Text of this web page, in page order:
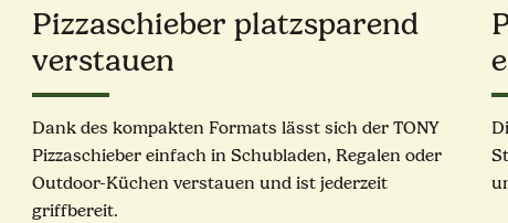
Pizzaschieber platzsparend
verstauen
Dank des kompakten Formats lässt sich der TONY
Pizzaschieber einfach in Schubladen, Regalen oder
Outdoor-Küchen verstauen und ist jederzeit
griffbereit.